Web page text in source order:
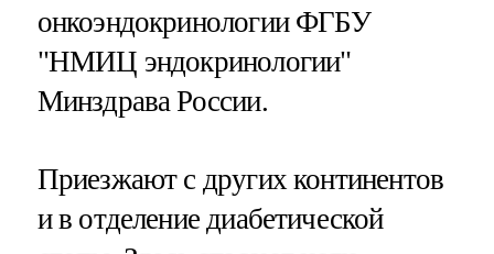
онкоэндокринологии ФГБУ
"НМИЦ эндокринологии"
Минздрава России.
Приезжают с других континентов
и в отделение диабетической